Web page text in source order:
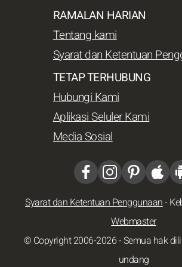
RAMALAN HARIAN
Tentang kami
Syarat dan Ketentuan
TETAP TERHUBUNG
Hubungi Kami
Aplikasi Seluler Kami
Media Sosial
Syarat dan Ketentuan Penggunaan-
Webmaster
© Copyright 2006-2026 - Semua hak
undang